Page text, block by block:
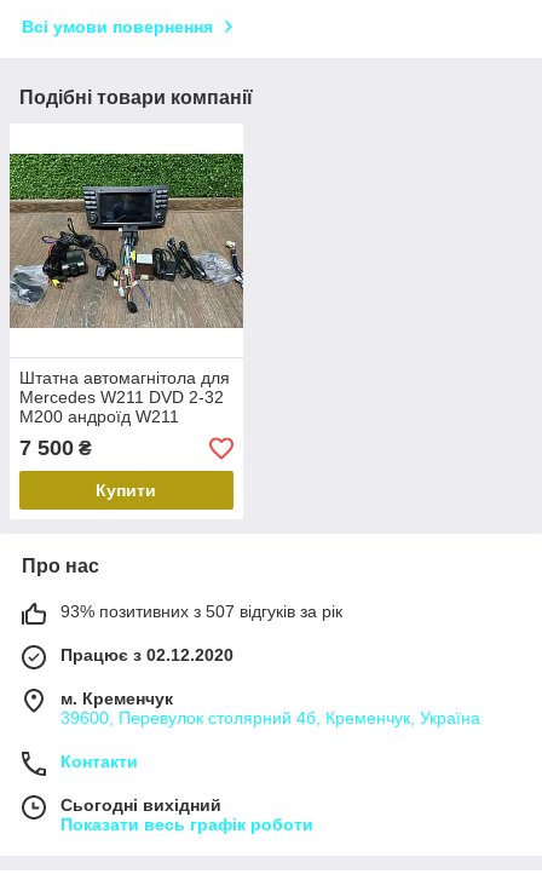
Всі умови повернення
Подібні товари компанії
Штатна автомагнітола для
Mercedes W211 DVD 2-32
M200 андроїд W211
мерседес 2-16gb android
магнітола камера
7 500 ₴
Купити
Про нас
93% позитивних з 507 відгуків за рік
Працює з 02.12.2020
м. Кременчук
39600, Перевулок столярний 4б, Кременчук, Україна
Контакти
Сьогодні вихідний
Показати весь графік роботи